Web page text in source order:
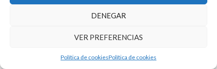
DENEGAR
VER PREFERENCIAS
Política de cookiesPolítica de cookies